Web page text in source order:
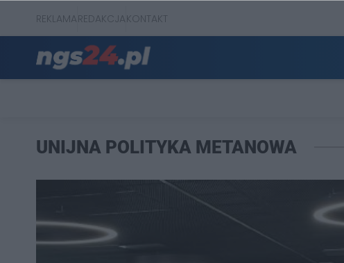
REKLAMAREDAKCJAKONTAKT
UNIJNA POLITYKA METANOWA